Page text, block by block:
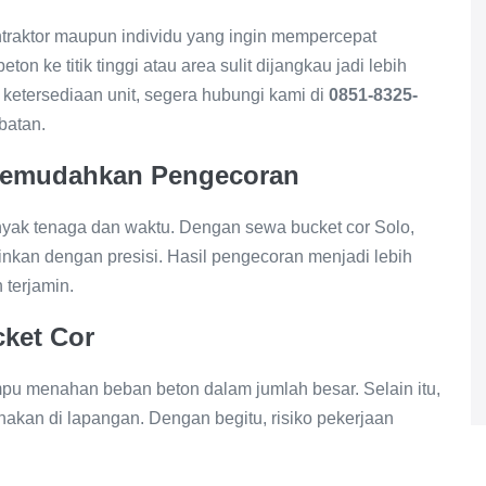
maupun individu yang ingin mempercepat
ke titik tinggi atau area sulit dijangkau jadi lebih
unit, segera hubungi kami di 0851-8325-
Pengecoran
tenaga dan waktu. Dengan sewa bucket cor Solo,
dengan presisi. Hasil pengecoran menjadi lebih
terjamin.
Cor
menahan beban beton dalam jumlah besar. Selain itu,
di lapangan. Dengan begitu, risiko pekerjaan